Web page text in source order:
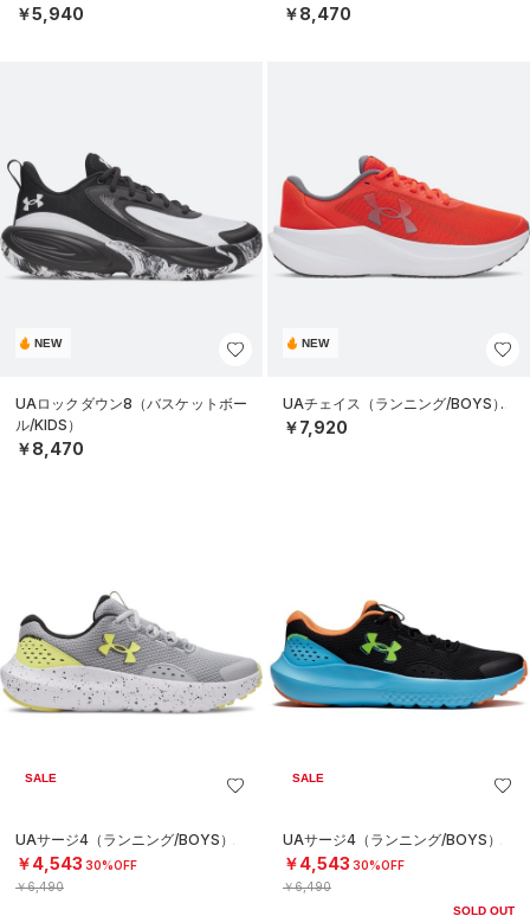
￥5,940 ￥8,470
NEW
UAロックダウン8（バスケットボー
ル/KIDS）
￥8,470
NEW
UAチェイス（ランニング/BOYS）
￥7,920
SALE
UAサージ4（ランニング/BOYS）
￥4,543 30%OFF
￥6,490
SALE
UAサージ4（ランニング/BOYS）
￥4,543 30%OFF
￥6,490
SOLD OUT